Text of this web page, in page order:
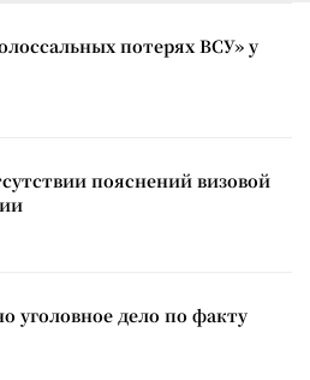
потерях ВСУ» у
пояснений визовой
уголовное дело по факту